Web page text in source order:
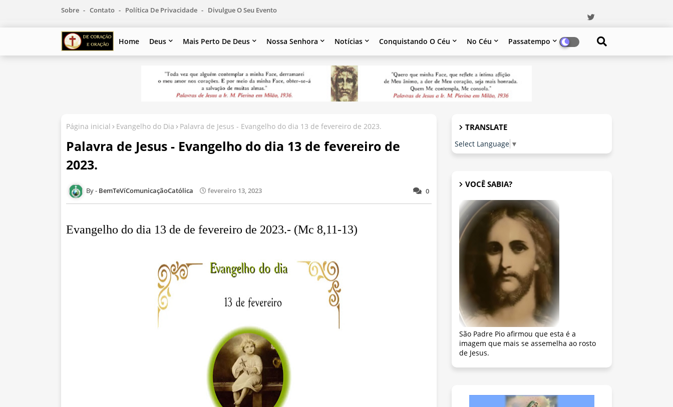
Sobre Contato Política De Privacidade Divulgue O Seu Evento
Home Deus Mais Perto De Deus Nossa Senhora Notícias Conquistando O Céu No Céu Passatempo
Página inicial Evangelho do Dia Palavra de Jesus - Evangelho do dia 13 de fevereiro de 2023.
Palavra de Jesus - Evangelho do dia 13 de fevereiro de
2023.
0
BemTeVíComunicaçãoCatólica fevereiro 13, 2023
Evangelho do dia 13 de de fevereiro de 2023.- (Mc 8,11-13)
TRANSLATE
Select Language ▼
VOCÊ SABIA?
São Padre Pio afirmou que esta é a
imagem que mais se assemelha ao rosto
de Jesus.